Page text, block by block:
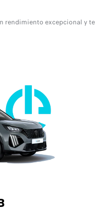
rendimiento excepcional y